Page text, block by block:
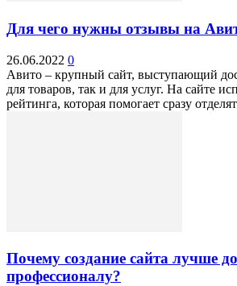
Для чего нужны отзывы на
26.06.2022 0
Авито – крупный сайт, выступающий
для товаров, так и для услуг. На сайте
рейтинга, которая помогает сразу
Почему создание сайта лучше
профессионалу?